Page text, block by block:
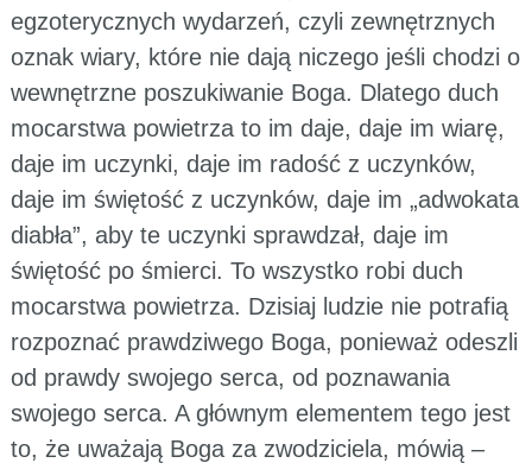
egzoterycznych wydarzeń, czyli zewnętrznych
oznak wiary, które nie dają niczego jeśli chodzi o
wewnętrzne poszukiwanie Boga. Dlatego duch
mocarstwa powietrza to im daje, daje im wiarę,
daje im uczynki, daje im radość z uczynków,
daje im świętość z uczynków, daje im „adwokata
diabła”, aby te uczynki sprawdzał, daje im
świętość po śmierci. To wszystko robi duch
mocarstwa powietrza. Dzisiaj ludzie nie potrafią
rozpoznać prawdziwego Boga, ponieważ odeszli
od prawdy swojego serca, od poznawania
swojego serca. A głównym elementem tego jest
to, że uważają Boga za zwodziciela, mówią –